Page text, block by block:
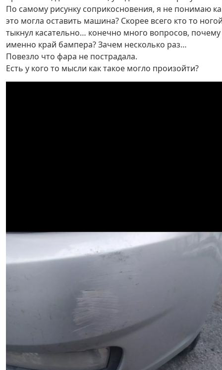
По самому рисунку соприкосновения, я не понимаю
это могла оставить машина? Скорее всего кто то
тыкнул касательно… конечно много вопросов, почему
именно край бампера? Зачем несколько раз…
Повезло что фара не пострадала.
Есть у кого то мысли как такое могло произойти?